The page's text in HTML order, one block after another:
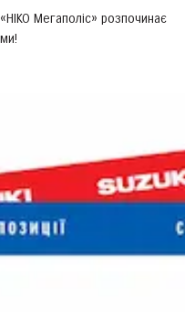
Мегаполіс» розпочинає